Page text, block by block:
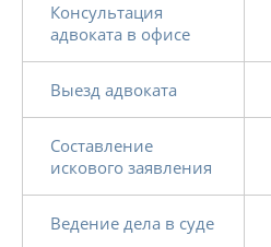
Консультация
адвоката в офисе
Выезд адвоката
Составление
искового заявления
Ведение дела в суде